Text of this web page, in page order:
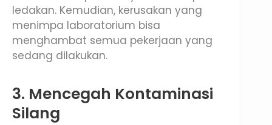
ledakan. Kemudian, kerusakan yang
menimpa laboratorium bisa
menghambat semua pekerjaan yang
sedang dilakukan.
3. Mencegah Kontaminasi
Silang